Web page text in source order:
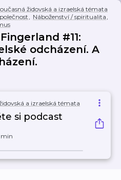
židovská a izraelská témata
, Náboženství / spiritualita,
#11:
odcházení. A
a izraelská témata
si podcast
min